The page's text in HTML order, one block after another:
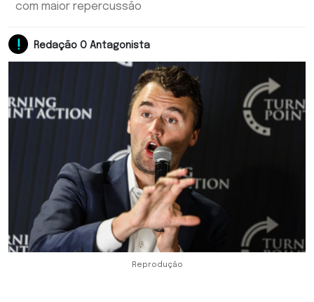
com maior repercussão
Redação O Antagonista
Reprodução